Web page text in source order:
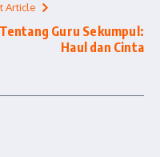
Article
Tentang Guru Sekumpul:
Haul dan Cinta